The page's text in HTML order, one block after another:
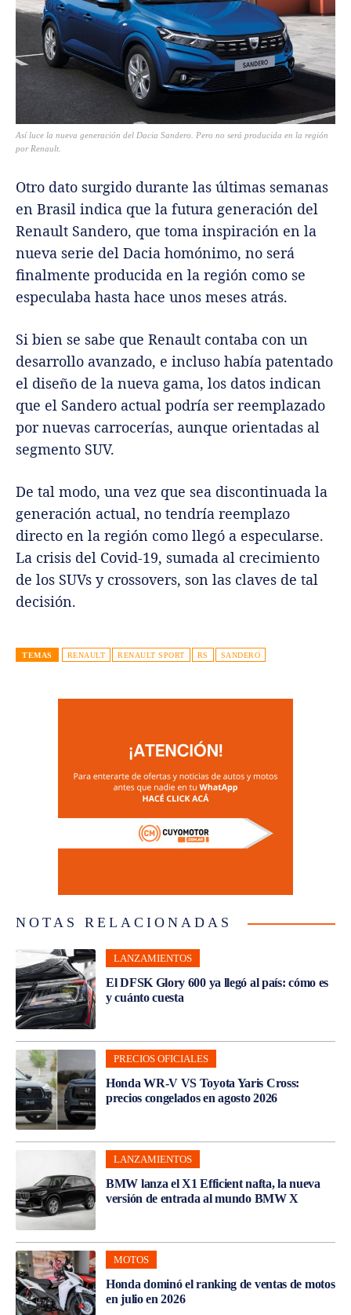
Así luce la nueva generación del Dacia Sandero. Pero no será producida en la región
por Renault.
Otro dato surgido durante las últimas semanas
en Brasil indica que la futura generación del
Renault Sandero, que toma inspiración en la
nueva serie del Dacia homónimo, no será
finalmente producida en la región como se
especulaba hasta hace unos meses atrás.
Si bien se sabe que Renault contaba con un
desarrollo avanzado, e incluso había patentado
el diseño de la nueva gama, los datos indican
que el Sandero actual podría ser reemplazado
por nuevas carrocerías, aunque orientadas al
segmento SUV.
De tal modo, una vez que sea discontinuada la
generación actual, no tendría reemplazo
directo en la región como llegó a especularse.
La crisis del Covid-19, sumada al crecimiento
de los SUVs y crossovers, son las claves de tal
decisión.
TEMAS RENAULT RENAULT SPORT RS SANDERO
NOTAS RELACIONADAS
LANZAMIENTOS
El DFSK Glory 600 ya llegó al país: cómo es
y cuánto cuesta
PRECIOS OFICIALES
Honda WR-V VS Toyota Yaris Cross:
precios congelados en agosto 2026
LANZAMIENTOS
BMW lanza el X1 Efficient nafta, la nueva
versión de entrada al mundo BMW X
MOTOS
Honda dominó el ranking de ventas de motos
en julio en 2026